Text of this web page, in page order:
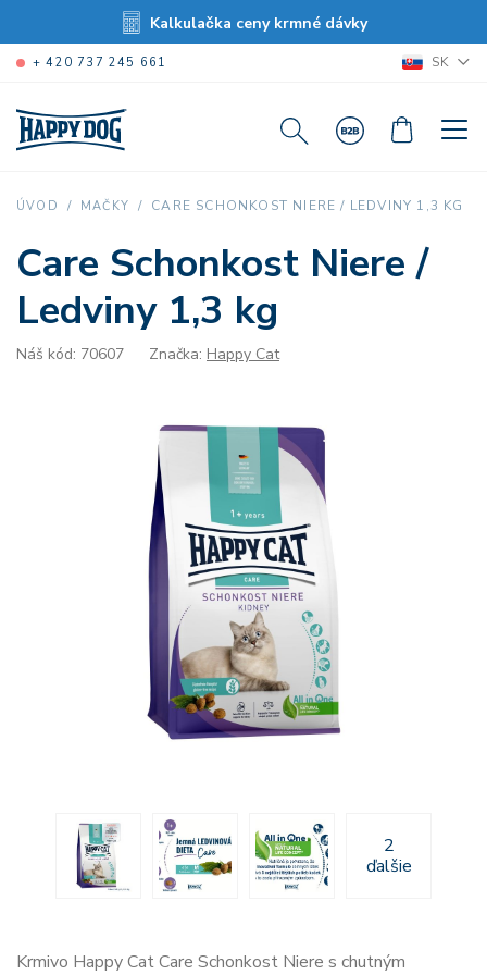
Kalkulačka ceny krmné dávky
+ 420 737 245 661 SK
ÚVOD MAČKY CARE SCHONKOST NIERE / LEDVINY 1,3 KG
Care Schonkost Niere /
Ledviny 1,3 kg
Náš kód: 70607 Značka: Happy Cat
2
ďalšie
Krmivo Happy Cat Care Schonkost Niere s chutným